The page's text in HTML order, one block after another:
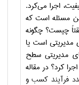
اجرا می‌کرد.
مسئله است که
چیست؟ چگونه
مدیریتی است یا
مدیریتی سطح
کرد؟ در مقاله
فرآیند کسب و